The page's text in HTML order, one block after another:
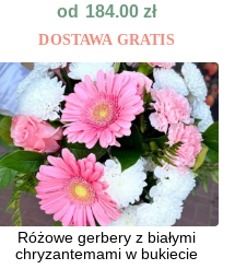
od 184.00zł
DOSTAWA GRATIS
Różowe gerbery z białymi
chryzantemami w bukiecie